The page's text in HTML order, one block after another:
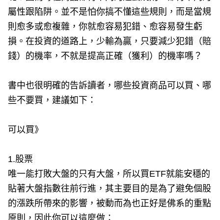
屬性跟陷阱。並不是怕你搞不懂這些規則，而是當規
則愈多或愈複雜，你就愈容易犯錯、愈容易發生虧
損。在投資的道路上，少輸為贏，只要減少犯錯（賠
錢）的機率，不就是提高正確（獲利）的機率嗎？
書中也很明確的告訴讀者，哪些投資商品可以買、哪
些不要買，建議如下：
可以買》
1.股票
唯一能打敗大盤的只有大盤，所以買ETF就能安穩的
貼著大盤指數往前行進，其主要目的是為了避免個股
的漲跌所帶來的影響，被動而為也正好是佛系的重點
原則，因此你可以這麼做：